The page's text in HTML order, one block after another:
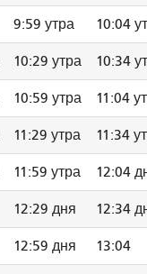
9:59 утра 10:04
10:29 утра 10:34
10:59 утра 11:04
11:29 утра 11:34
11:59 утра 12:04
12:29 дня 12:34
12:59 дня 13:04